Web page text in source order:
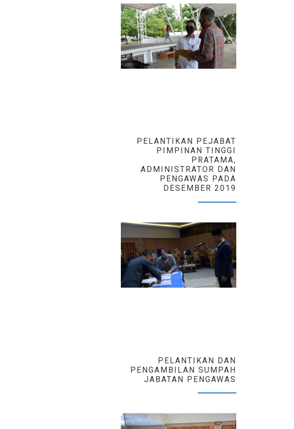
ujian seleksi kompetensi
dengan metode Computer
Assisted Test – Ujian
Nasional Berbasis
Komputer (CAT-UNBK).
PELANTIKAN PEJABAT
PIMPINAN TINGGI
PRATAMA,
ADMINISTRATOR DAN
PENGAWAS PADA
DESEMBER 2019
PELANTIKAN DAN
PENGAMBILAN SUMPAH
JABATAN PENGAWAS